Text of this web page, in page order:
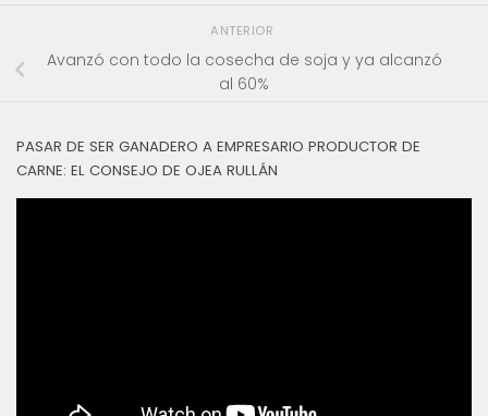
ANTERIOR
Avanzó con todo la cosecha de soja y ya alcanzó
al 60%
PASAR DE SER GANADERO A EMPRESARIO PRODUCTOR DE
CARNE: EL CONSEJO DE OJEA RULLÁN